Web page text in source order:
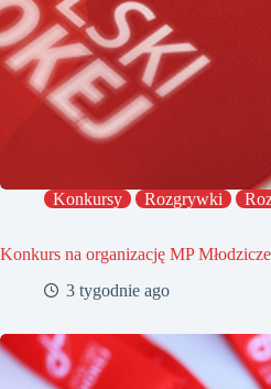
Konkursy Rozgrywki
Konkurs na organizację MP
3 tygodnie ago